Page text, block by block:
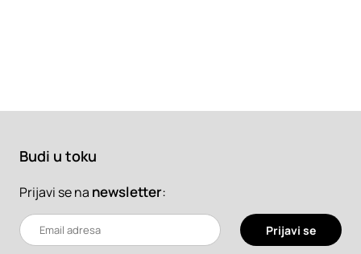
Budi u toku
Prijavi se na newsletter:
Prijavi se